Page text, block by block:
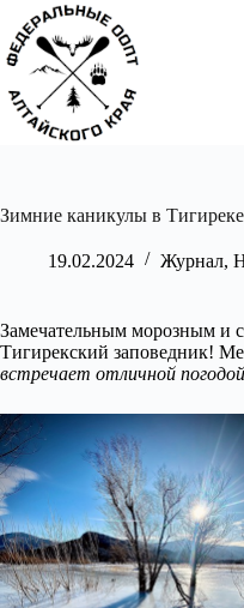
Перейти
сути
Зимние каникулы в Тигиреке
19.02.2024 Журнал,
Замечательным морозным и
Тигирекский заповедник!
встречает отличной